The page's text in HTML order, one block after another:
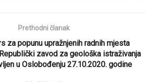
Prethodni članak
za popunu upražnjenih radnih mjesta
zavod za geološka istraživanja
u Oslobođenju 27.10.2020. godine